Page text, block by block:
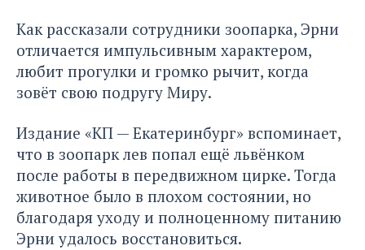
Как рассказали сотрудники зоопарка, Эрни
отличается импульсивным характером,
любит прогулки и громко рычит, когда
зовёт свою подругу Миру.
Издание «КП — Екатеринбург» вспоминает,
что в зоопарк лев попал ещё львёнком
после работы в передвижном цирке. Тогда
животное было в плохом состоянии, но
благодаря уходу и полноценному питанию
Эрни удалось восстановиться.